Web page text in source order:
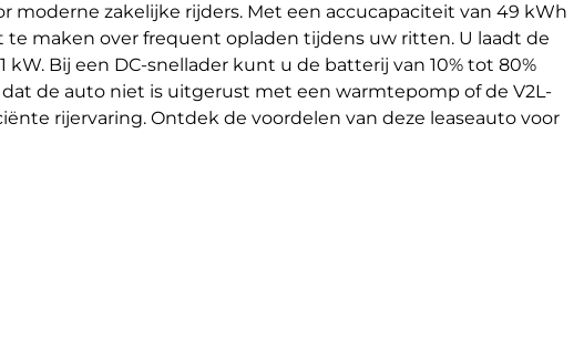
zakelijke rijders. Met een accucapaciteit van 49 kWh
maken over frequent opladen tijdens uw ritten. U laadt de
Bij een DC-snellader kunt u de batterij van 10% tot 80%
de auto niet is uitgerust met een warmtepomp of de V2L-
rijervaring. Ontdek de voordelen van deze leaseauto voor